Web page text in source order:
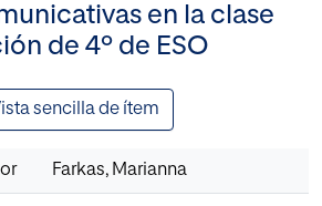
en la clase
de 4º de ESO
sencilla de ítem
Farkas, Marianna